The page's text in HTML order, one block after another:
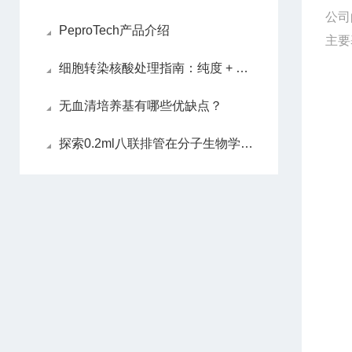
PeproTech产品介绍
细胞转染核酸处理指南：纯度 + 浓度双把控
无血清培养基有哪些优缺点？
探索0.2ml八联排管在分子生物学实验中的应用价值
公
主